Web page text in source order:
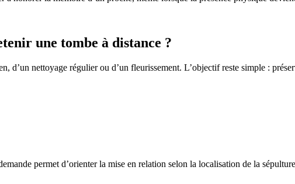
une tombe à distance ?
d’un nettoyage régulier ou d’un fleurissement. L’objectif reste simple :
permet d’orienter la mise en relation selon la localisation de la